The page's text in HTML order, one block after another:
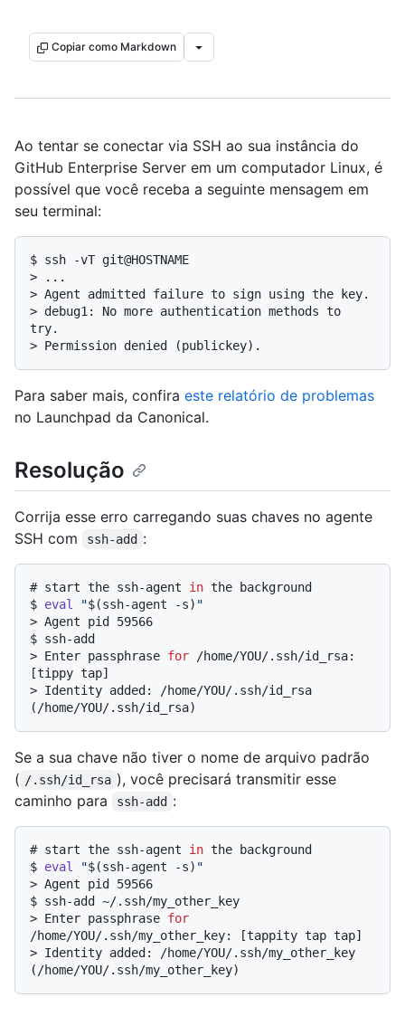
Copiar como Markdown
Ao tentar se conectar via SSH ao sua instância do
GitHub Enterprise Server em um computador Linux, é
possível que você receba a seguinte mensagem em
seu terminal:
$ ssh -vT git@HOSTNAME
>
...
> Agent admitted failure to sign using the key.
> debug1: No more authentication methods to
try.
> Permission denied (publickey).
Para saber mais, confira este relatório de problemas
no Launchpad da Canonical.
Resolução
Corrija esse erro carregando suas chaves no agente
SSH com
ssh-add :
# start the ssh-agent in the background
$ eval "$(ssh-agent -s) "
> Agent pid 59566
$ ssh-add
> Enter passphrase for /home/YOU/.ssh/id_rsa:
[tippy tap]
> Identity added: /home/YOU/.ssh/id_rsa
(/home/YOU/.ssh/id_rsa)
Se a sua chave não tiver o nome de arquivo padrão
( /.ssh/id_rsa ), você precisará transmitir esse
caminho para
ssh-add :
# start the ssh-agent in the background
$ eval "$(ssh-agent -s) "
> Agent pid 59566
$ ssh-add ~/.ssh/my_other_key
> Enter passphrase for
/home/YOU/.ssh/my_other_key: [tappity tap tap]
> Identity added: /home/YOU/.ssh/my_other_key
(/home/YOU/.ssh/my_other_key)